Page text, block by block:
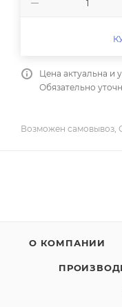
Цена актуальна и
Обязательно
Возможен самовывоз,
О КОМПАНИИ